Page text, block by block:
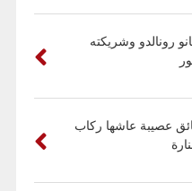
رونالدو وشريكته
عصيبة عاشها ركاب